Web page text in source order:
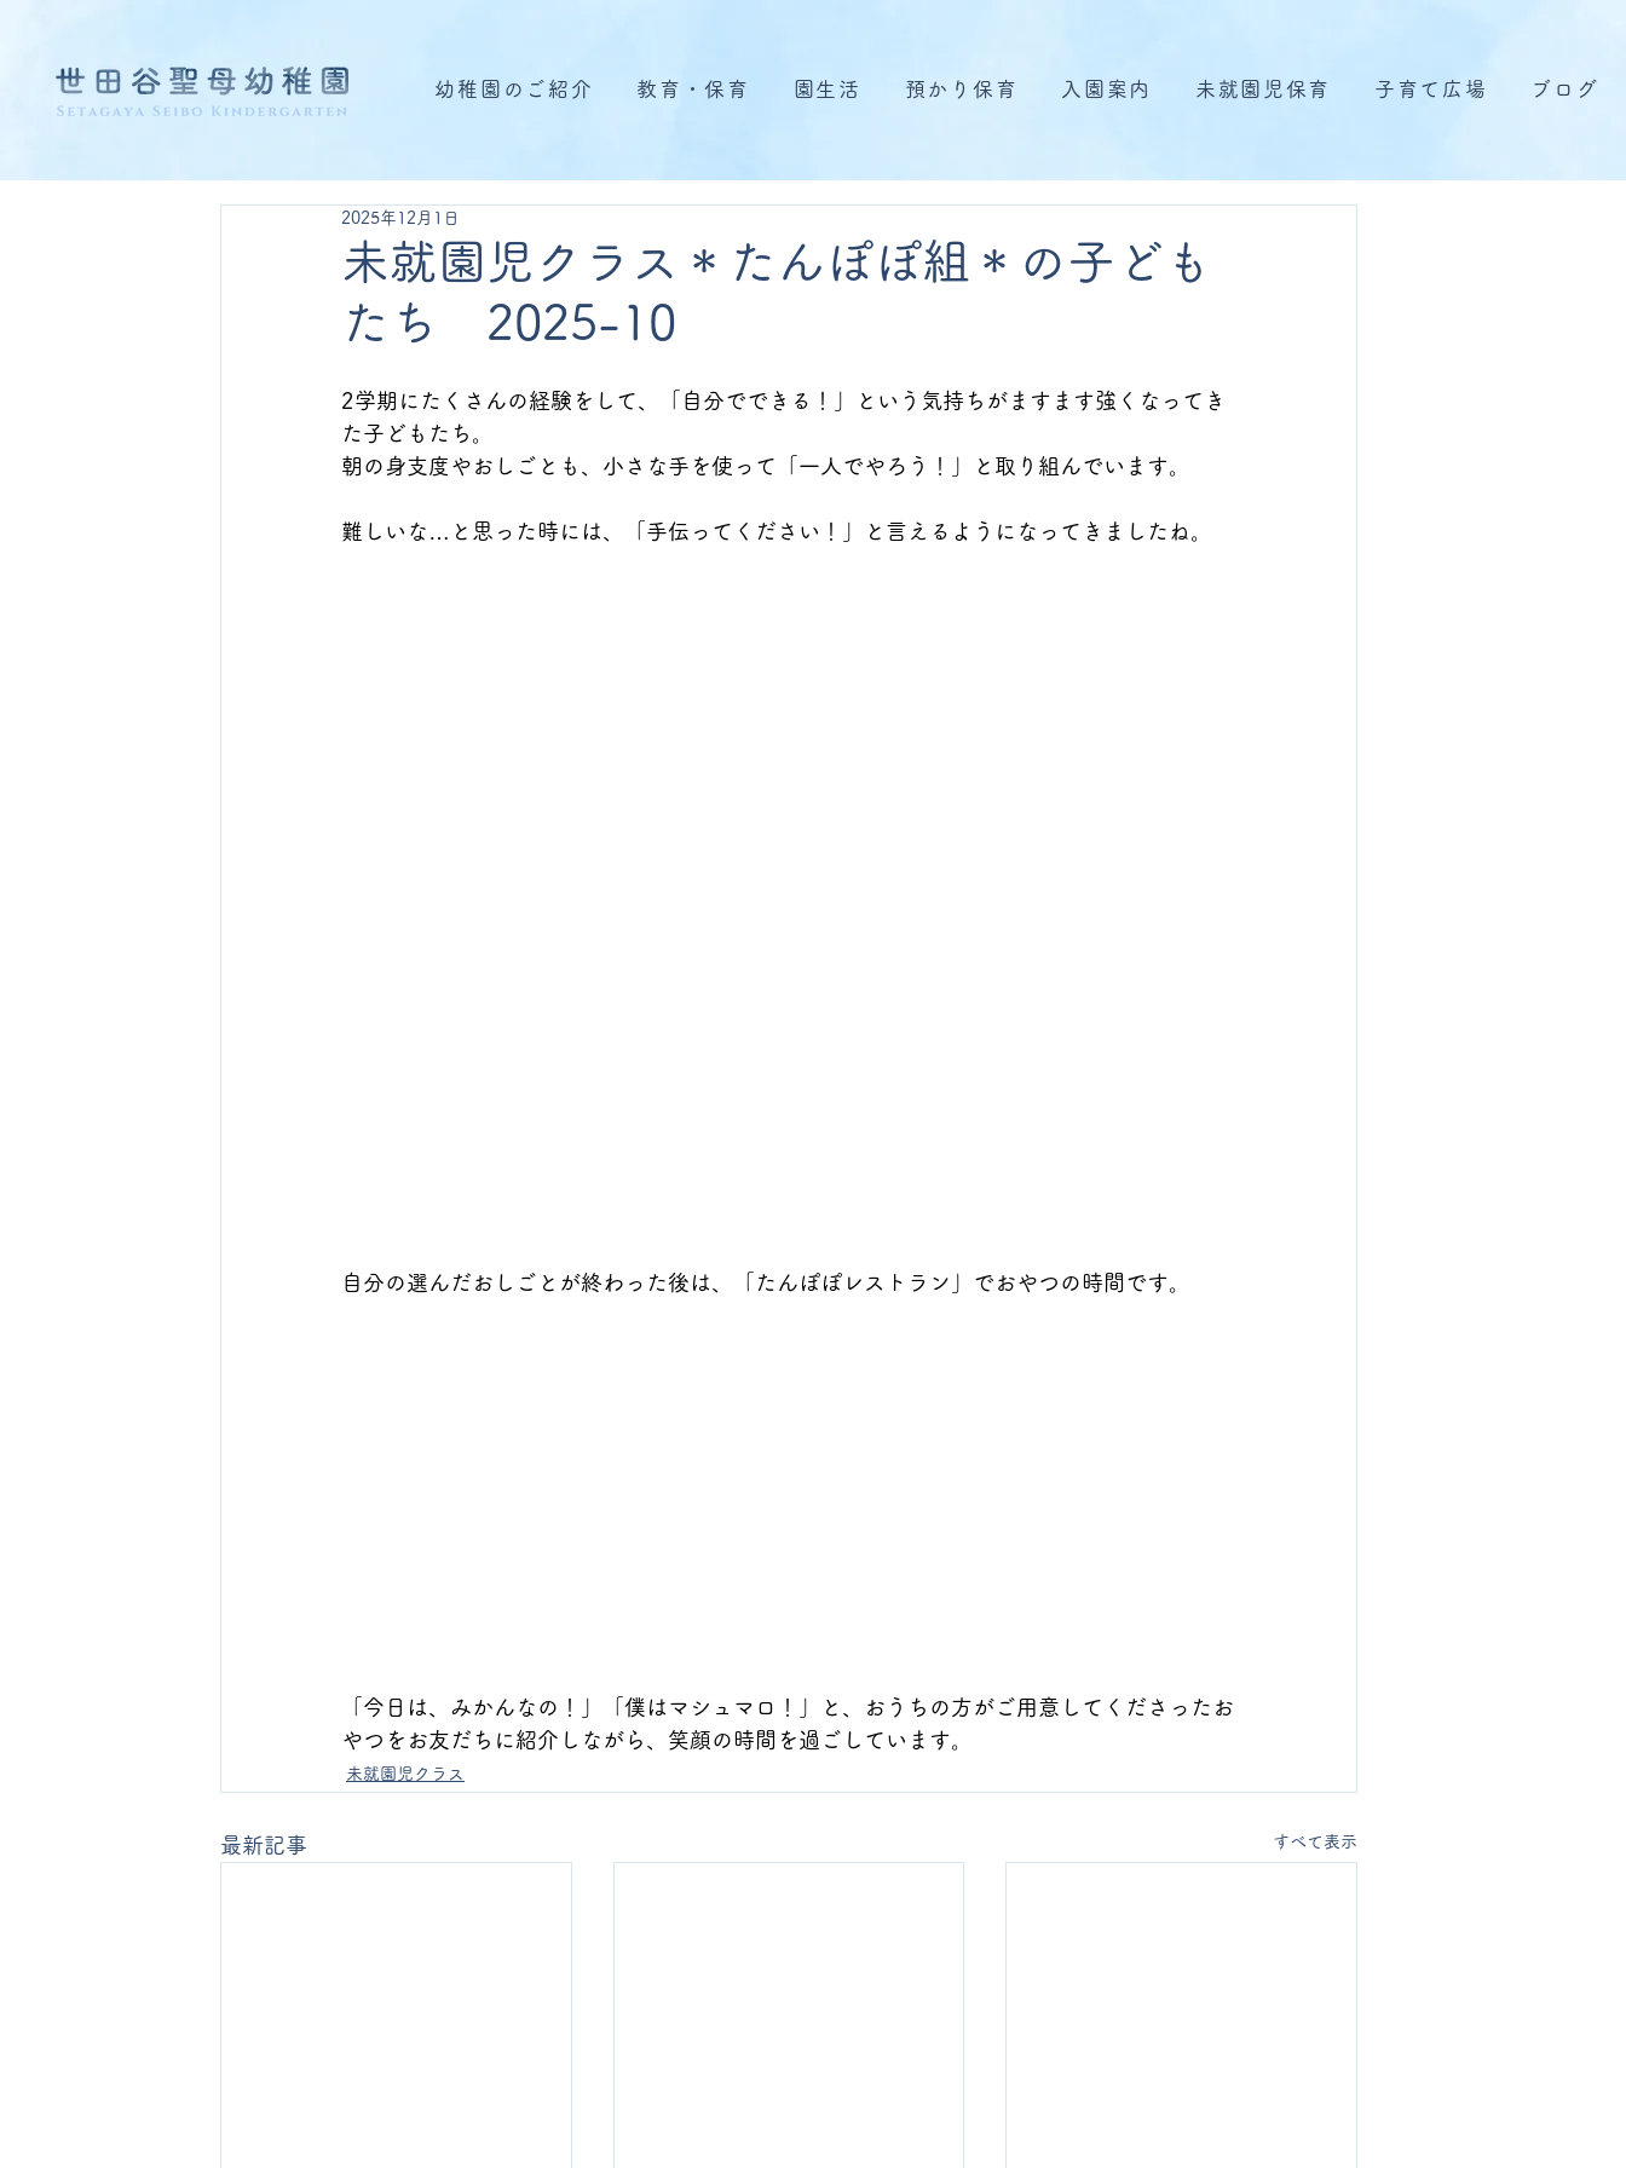
幼稚園のご紹介 教育・保育 園生活 預かり保育 入園案内 未就園児保育 子育て広場 ブログ
未就園児クラス＊たんぽぽ組＊の子ども
たち 2025-10
2025年12月1日
2学期にたくさんの経験をして、「自分でできる！」という気持ちがますます強くなってき
た子どもたち。
朝の身支度やおしごとも、小さな手を使って「一人でやろう！」と取り組んでいます。
難しいな…と思った時には、「手伝ってください！」と言えるようになってきましたね。
自分の選んだおしごとが終わった後は、「たんぽぽレストラン」でおやつの時間です。
「今日は、みかんなの！」「僕はマシュマロ！」と、おうちの方がご用意してくださったお
やつをお友だちに紹介しながら、笑顔の時間を過ごしています。
未就園児クラス
最新記事 すべて表示